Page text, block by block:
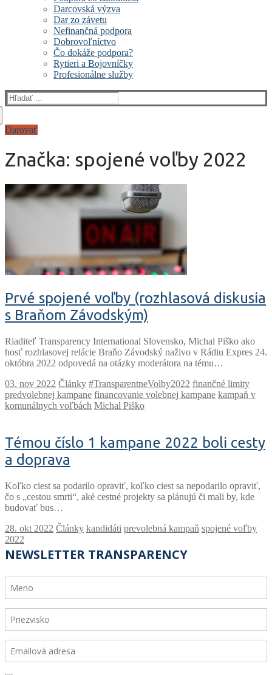
Darcovská výzva
Dar zo závetu
Nefinančná podpora
Dobrovoľníctvo
Čo dokáže podpora?
Rytieri a Bojovníčky
Profesionálne služby
Hľadať:
Darovať
Značka: spojené voľby 2022
Prvé spojené voľby (rozhlasová diskusia
s Braňom Závodským)
Riaditeľ Transparency International Slovensko, Michal Piško ako
hosť rozhlasovej relácie Braňo Závodský naživo v Rádiu Expres 24.
októbra 2022 odpovedá na otázky moderátora na tému…
Články #TransparentneVolby2022 finančné limity
predvolebnej kampane financovanie volebnej kampane kampaň v
komunálnych voľbách Michal Piško
Témou číslo 1 kampane 2022 boli cesty
a doprava
Koľko ciest sa podarilo opraviť, koľko ciest sa nepodarilo opraviť,
čo s „cestou smrti“, aké cestné projekty sa plánujú či mali by, kde
budovať bus…
Články kandidáti prevolebná kampaň spojené voľby
2022